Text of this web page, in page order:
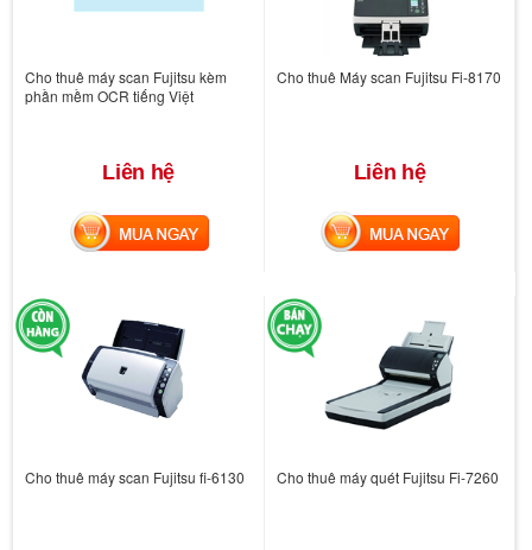
Cho thuê máy scan Fujitsu kèm
phần mềm OCR tiếng Việt
Liên hệ
MUA NGAY
Cho thuê Máy scan Fujitsu Fi-8170
Liên hệ
MUA NGAY
Cho thuê máy scan Fujitsu fi-6130 Cho thuê máy quét Fujitsu Fi-7260